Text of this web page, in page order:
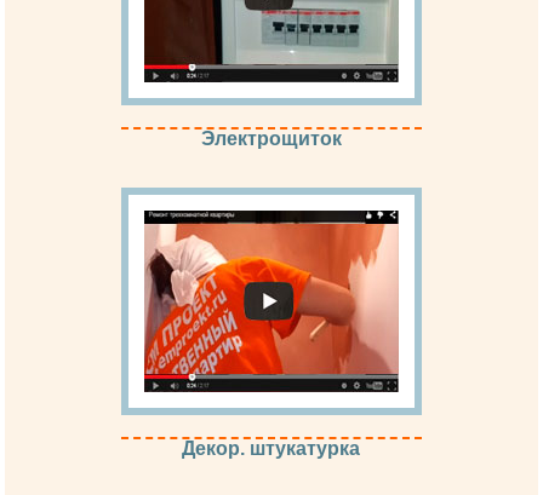
Электрощиток
Декор. штукатурка